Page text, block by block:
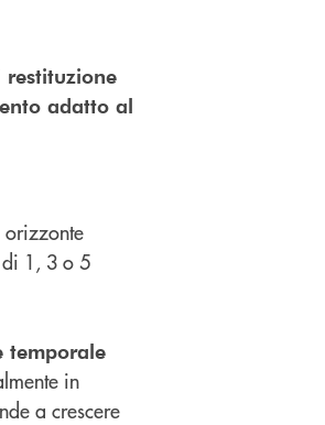
restituzione
adatto al
orizzonte
1, 3 o 5
temporale
in
a crescere